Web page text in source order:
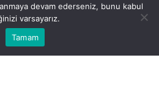
Saklıdır.
Hesabım
devam ederseniz, bunu kabul
varsayarız.
Tamam